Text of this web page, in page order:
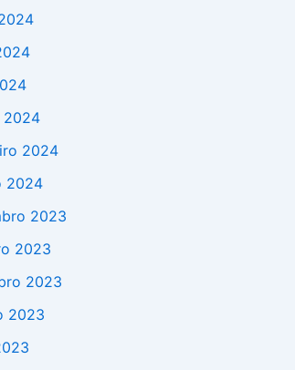
2024
2024
2024
2023
2023
2023
2023